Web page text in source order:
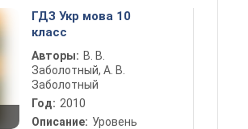
ГДЗ Укр мова 10
класс
Авторы: В. В.
Заболотный, А. В.
Заболотный
Год: 2010
Описание: Уровень